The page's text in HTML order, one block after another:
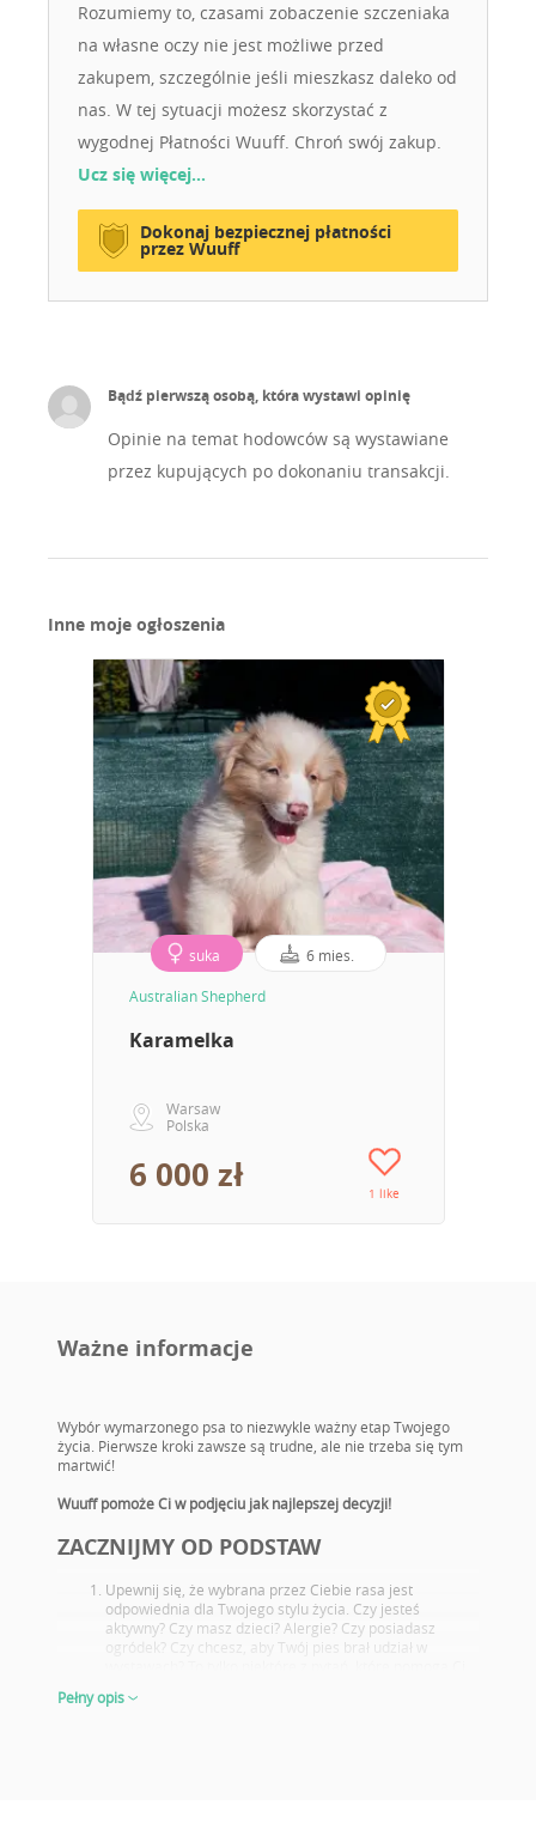
Rozumiemy to, czasami zobaczenie szczeniaka
na własne oczy nie jest możliwe przed
zakupem, szczególnie jeśli mieszkasz daleko od
nas. W tej sytuacji możesz skorzystać z
wygodnej Płatności Wuuff. Chroń swój zakup.
Ucz się więcej…
Dokonaj bezpiecznej płatności
przez Wuuff
Bądź pierwszą osobą, która wystawi opinię
Opinie na temat hodowców są wystawiane
przez kupujących po dokonaniu transakcji.
Inne moje ogłoszenia
suka 6 mies.
Australian Shepherd
Karamelka
Warsaw
Polska
6 000 zł 1 like
Ważne informacje
Wybór wymarzonego psa to niezwykle ważny etap Twojego
życia. Pierwsze kroki zawsze są trudne, ale nie trzeba się tym
martwić!
Wuuff pomoże Ci w podjęciu jak najlepszej decyzji!
ZACZNIJMY OD PODSTAW
Upewnij się, że wybrana przez Ciebie rasa jest
odpowiednia dla Twojego stylu życia. Czy jesteś
aktywny? Czy masz dzieci? Alergie? Czy posiadasz
ogródek? Czy chcesz, aby Twój pies brał udział w
Zapoznaj się z potencjalnymi problemami zdrowotnymi
Pełny opis